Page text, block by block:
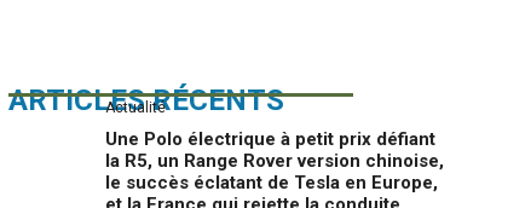
ARTICLES RÉCENTS
Actualité
Une Polo électrique à petit prix défiant
la R5, un Range Rover version chinoise,
le succès éclatant de Tesla en Europe,